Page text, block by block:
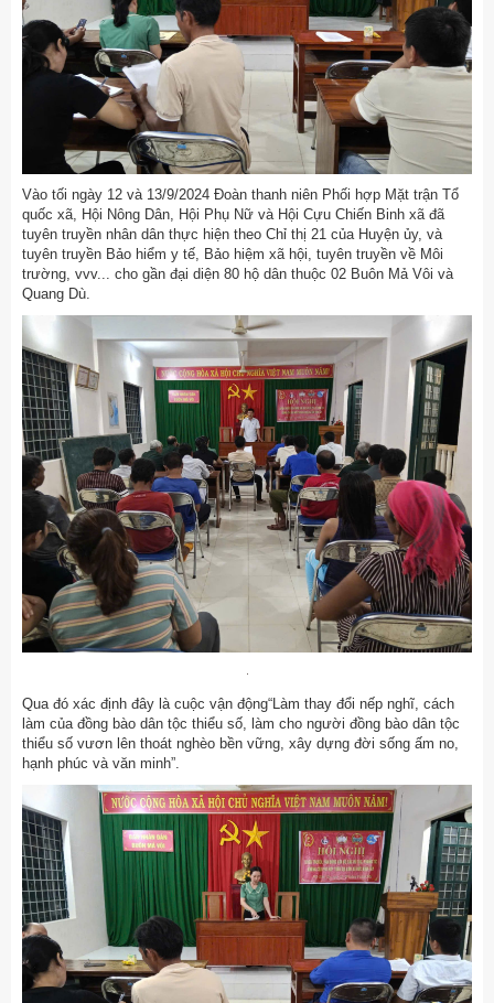
Vào tối ngày 12 và 13/9/2024 Đoàn thanh niên Phối hợp Mặt trận Tổ
quốc xã, Hội Nông Dân, Hội Phụ Nữ và Hội Cựu Chiến Binh xã đã
tuyên truyền nhân dân thực hiện theo Chỉ thị 21 của Huyện ủy, và
tuyên truyền Bảo hiểm y tế, Bảo hiệm xã hội, tuyên truyền về Môi
trường, vvv... cho gần đại diện 80 hộ dân thuộc 02 Buôn Mả Vôi và
Quang Dù.
Qua đó xác định đây là cuộc vận động“Làm thay đổi nếp nghĩ, cách
làm của đồng bào dân tộc thiểu số, làm cho người đồng bào dân tộc
thiểu số vươn lên thoát nghèo bền vững, xây dựng đời sống ấm no,
hạnh phúc và văn minh”.